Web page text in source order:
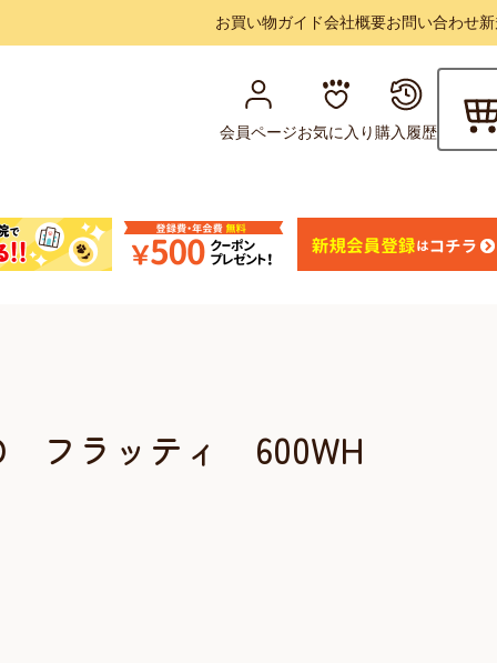
お買い物ガイド会社概要お問い合わせ
会員ページお気に入り購入履歴
フラッティ 600WH